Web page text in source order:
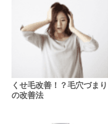
くせ毛改善！？毛穴づまり
の改善法